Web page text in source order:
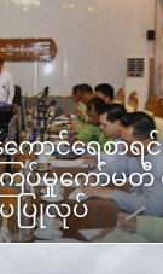
ောင်ရေစာရင်
ြပ်မှုကော်မတီ
ပြုလုပ်
၀)စီမံချက်ဖြ
ပိုင်းတွင် အမှ
ေတ်မီ
ေးဆွဲခြင်း ဖွ
သိုလ်၌ ၂၀၂၅-